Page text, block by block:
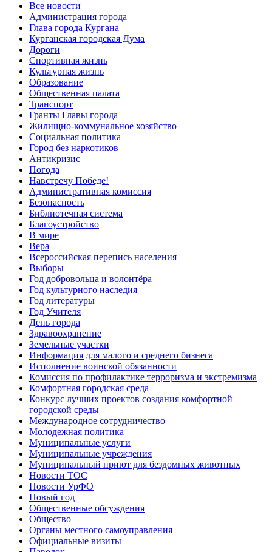
Все новости
Администрация города
Глава города Кургана
Курганская городская Дума
Дороги
Спортивная жизнь
Культурная жизнь
Образование
Общественная палата
Транспорт
Гранты Главы города
Жилищно-коммунальное хозяйство
Социальная политика
Город без наркотиков
Антикризис
Погода
Навстречу Победе!
Административная комиссия
Безопасность
Библиотечная система
Благоустройство
В мире
Вера
Всероссийская перепись населения
Выборы
Год добровольца и волонтёра
Год культурного наследия
Год литературы
Год Учителя
День города
Здравоохранение
Земельные участки
Информация для малого и среднего бизнеса
Исполнение воинской обязанности
Комиссия по профилактике терроризма и экстремизма
Комфортная городская среда
Конкурс лучших проектов создания комфортной
городской среды
Международное сотрудничество
Молодежная политика
Муниципальные услуги
Муниципальные учреждения
Муниципальный приют для бездомных животных
Новости ТОС
Новости УрФО
Новый год
Общественные обсуждения
Общество
Органы местного самоуправления
Официальные визиты